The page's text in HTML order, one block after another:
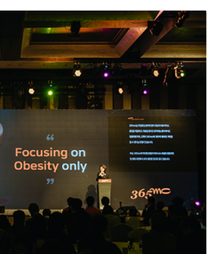
ระเทศอาเซียน">